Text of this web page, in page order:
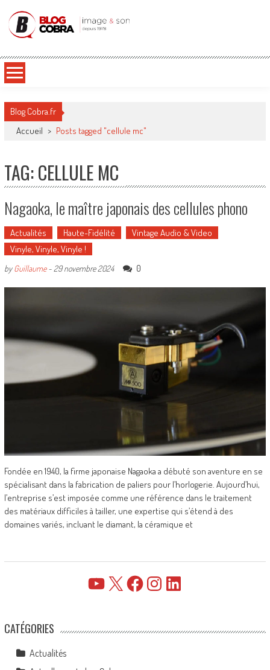
Blog Cobra
Blog Cobra.fr
Accueil > Posts tagged "cellule mc"
TAG: CELLULE MC
Nagaoka, le maître japonais des cellules phono
Actualités Haute-Fidélité
Vintage Audio & Video
Vinyle, Vinyle, Vinyle !
byGuillaume- 29 novembre 2024 0
Fondée en 1940, la firme japonaise Nagaoka a débuté son aventure en se
spécialisant dans la fabrication de paliers pour l’horlogerie. Aujourd’hui,
l’entreprise s’est imposée comme une référence dans le traitement
des matériaux difficiles à tailler, une expertise qui s’étend à des
domaines variés, incluant le diamant, la céramique et
YouTube FacebookInstagramLinkedIn
CATÉGORIES
Actualités